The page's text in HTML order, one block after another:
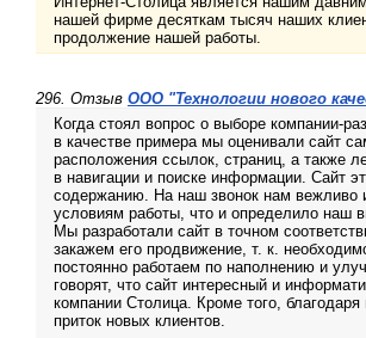
нашей фирме десяткам тысяч наших
продолжение нашей работы.
296. Отзыв ООО "Технологии нового
Когда стоял вопрос о выборе компании-
в качестве примера мы оценивали сайт
расположения ссылок, страниц, а также
в навигации и поиске информации. Сайт
содержанию. На наш звонок нам
условиям работы, что и определило наш
Мы разработали сайт в точном
закажем его продвижение, т. к.
постоянно работаем по наполнению и
говорят, что сайт интересный и
компании Столица. Кроме того,
приток новых клиентов.